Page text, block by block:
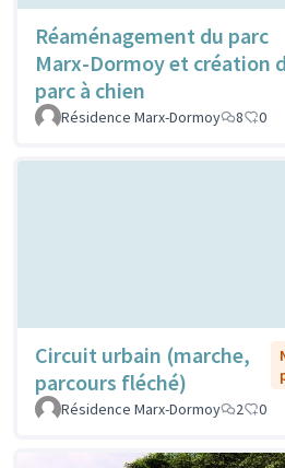
Réaménagement du parc
Marx-Dormoy et création
parc à chien
Résidence Marx-Dormoy 8 0
Circuit urbain (marche,
parcours fléché)
Résidence Marx-Dormoy
2 0